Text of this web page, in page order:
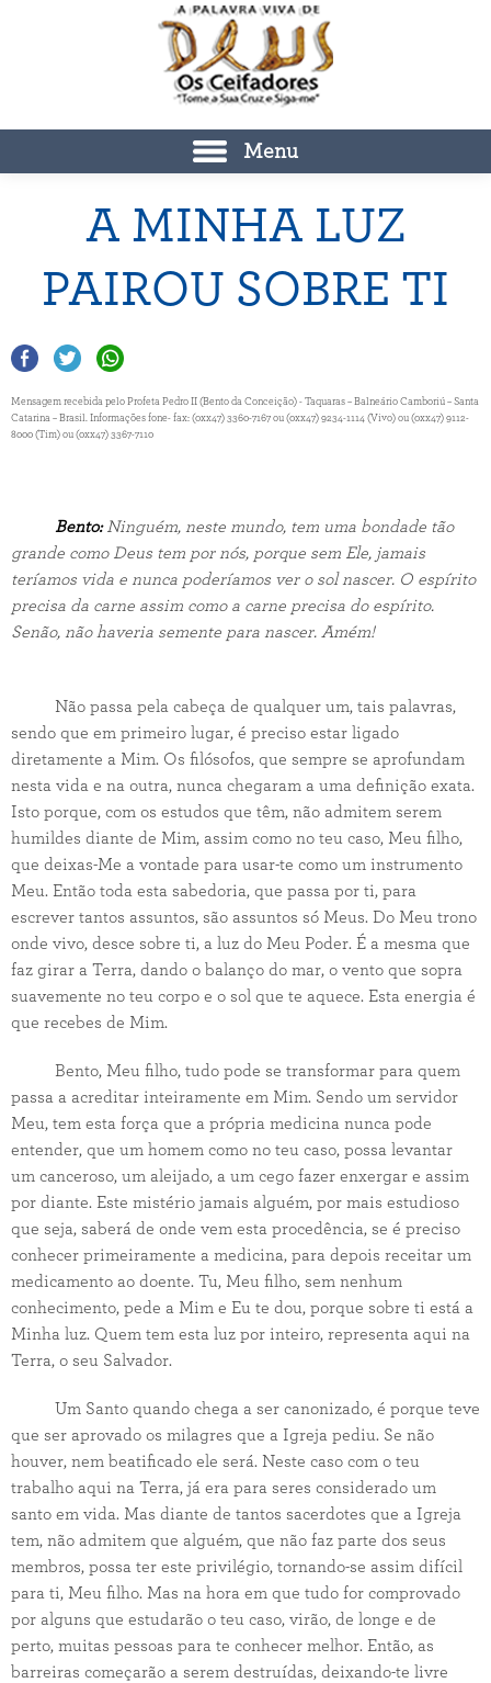
Menu
A MINHA LUZ
PAIROU SOBRE TI
Mensagem recebida pelo Profeta Pedro II (Bento da Conceição) - Taquaras – Balneário Camboriú – Santa
Catarina – Brasil. Informações fone- fax: (0xx47) 3360-7167 ou (0xx47) 9234-1114 (Vivo) ou (0xx47) 9112-
8000 (Tim) ou (0xx47) 3367-7110
Bento:Ninguém, neste mundo, tem uma bondade tão
grande como Deus tem por nós, porque sem Ele, jamais
teríamos vida e nunca poderíamos ver o sol nascer. O espírito
precisa da carne assim como a carne precisa do espírito.
Senão, não haveria semente para nascer. Amém!
Não passa pela cabeça de qualquer um, tais palavras,
sendo que em primeiro lugar, é preciso estar ligado
diretamente a Mim. Os filósofos, que sempre se aprofundam
nesta vida e na outra, nunca chegaram a uma definição exata.
Isto porque, com os estudos que têm, não admitem serem
humildes diante de Mim, assim como no teu caso, Meu filho,
que deixas-Me a vontade para usar-te como um instrumento
Meu. Então toda esta sabedoria, que passa por ti, para
escrever tantos assuntos, são assuntos só Meus. Do Meu trono
onde vivo, desce sobre ti, a luz do Meu Poder. É a mesma que
faz girar a Terra, dando o balanço do mar, o vento que sopra
suavemente no teu corpo e o sol que te aquece. Esta energia é
que recebes de Mim.
Bento, Meu filho, tudo pode se transformar para quem
passa a acreditar inteiramente em Mim. Sendo um servidor
Meu, tem esta força que a própria medicina nunca pode
entender, que um homem como no teu caso, possa levantar
um canceroso, um aleijado, a um cego fazer enxergar e assim
por diante. Este mistério jamais alguém, por mais estudioso
que seja, saberá de onde vem esta procedência, se é preciso
conhecer primeiramente a medicina, para depois receitar um
medicamento ao doente. Tu, Meu filho, sem nenhum
conhecimento, pede a Mim e Eu te dou, porque sobre ti está a
Minha luz. Quem tem esta luz por inteiro, representa aqui na
Terra, o seu Salvador.
Um Santo quando chega a ser canonizado, é porque teve
que ser aprovado os milagres que a Igreja pediu. Se não
houver, nem beatificado ele será. Neste caso com o teu
trabalho aqui na Terra, já era para seres considerado um
santo em vida. Mas diante de tantos sacerdotes que a Igreja
tem, não admitem que alguém, que não faz parte dos seus
membros, possa ter este privilégio, tornando-se assim difícil
para ti, Meu filho. Mas na hora em que tudo for comprovado
por alguns que estudarão o teu caso, virão, de longe e de
perto, muitas pessoas para te conhecer melhor. Então, as
barreiras começarão a serem destruídas, deixando-te livre